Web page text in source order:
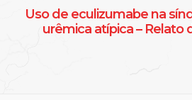
Uso de eculizumabe na
urêmica atípica – Relato